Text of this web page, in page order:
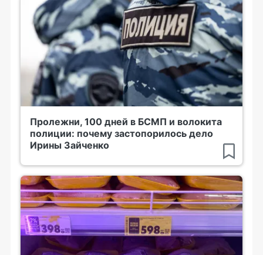
Пролежни, 100 дней в БСМП и волокита
полиции: почему застопорилось дело
Ирины Зайченко